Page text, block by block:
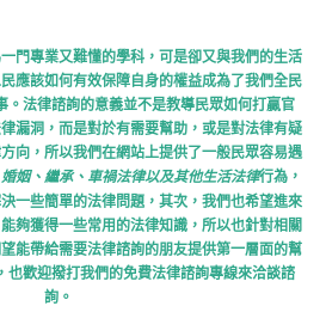
門專業又難懂的學科，可是卻又與我們的生活
應該如何有效保障自身的權益成為了我們全民
。法律諮詢的意義並不是教導民眾如何打贏官
漏洞，而是對於有需要幫助，或是對法律有疑
向，所以我們在網站上提供了一般民眾容易遇
姻、繼承、車禍法律以及其他生活法律行為，
一些簡單的法律問題，其次，我們也希望進來
夠獲得一些常用的法律知識，所以也針對相關
能帶給需要法律諮詢的朋友提供第一層面的幫
也歡迎撥打我們的免費法律諮詢專線來洽談諮
詢。